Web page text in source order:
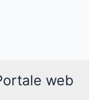
web